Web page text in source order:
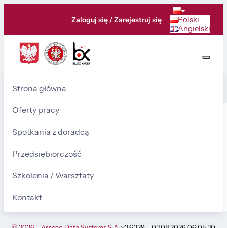
Zaloguj się / Zarejestruj się
Polski
Angielski
Strona główna
Oferty pracy
Spotkania z doradcą
Przedsiębiorczość
Szkolenia / Warsztaty
Kontakt
Strona nie istnieje lub nie jest aktualnie udostępniona
Komunikat
Wróć do:
Strona nie istnieje lub nie jest aktualnie udostępniona